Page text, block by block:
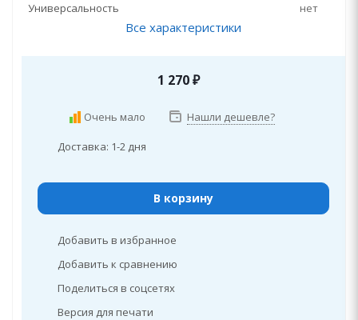
Универсальность
нет
Все характеристики
1 270₽
Очень мало Нашли дешевле?
Доставка: 1-2 дня
В корзину
Добавить в избранное
Добавить к сравнению
Поделиться в соцсетях
Версия для печати